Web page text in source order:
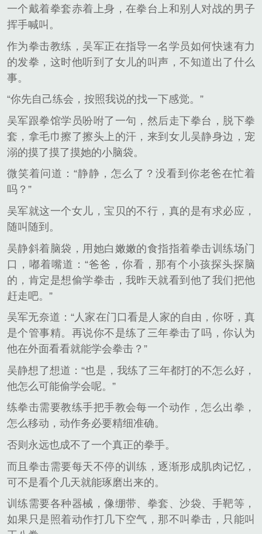
一个戴着拳套赤着上身，在拳台上和别人对战的男子
挥手喊叫。
作为拳击教练，吴军正在指导一名学员如何快速有力
的发拳，这时他听到了女儿的叫声，不知道出了什么
事。
“你先自己练会，按照我说的找一下感觉。”
吴军跟拳馆学员吩咐了一句，然后走下拳台，脱下拳
套，拿毛巾擦了擦头上的汗，来到女儿吴静身边，宠
溺的摸了摸了摸她的小脑袋。
微笑着问道：“静静，怎么了？没看到你老爸在忙着
吗？”
吴军就这一个女儿，宝贝的不行，真的是有求必应，
随叫随到。
吴静斜着脑袋，用她白嫩嫩的食指指着拳击训练场门
口，嘟着嘴道：“爸爸，你看，那有个小孩探头探脑
的，肯定是想偷学拳击，我昨天就看到他了我们把他
赶走吧。”
吴军无奈道：“人家在门口看是人家的自由，你呀，真
是个管事精。再说你不是练了三年拳击了吗，你认为
他在外面看看就能学会拳击？”
吴静想了想道：“也是，我练了三年都打的不怎么好，
他怎么可能偷学会呢。”
练拳击需要教练手把手教会每一个动作，怎么出拳，
怎么移动，动作务必要精细准确。
否则永远也成不了一个真正的拳手。
而且拳击需要每天不停的训练，逐渐形成肌肉记忆，
可不是看个几天就能琢磨出来的。
训练需要各种器械，像绷带、拳套、沙袋、手靶等，
如果只是照着动作打几下空气，那不叫拳击，只能叫